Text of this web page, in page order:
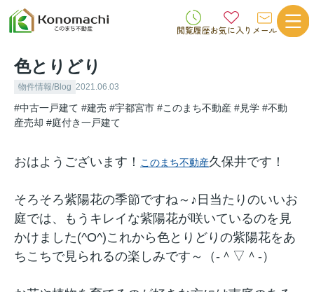
閲覧履歴お気に入り メール
色とりどり
物件情報/Blog 2021.06.03
#中古一戸建て #建売 #宇都宮市 #このまち不動産 #見学 #不動
産売却 #庭付き一戸建て
おはようございます！ このまち不動産久保井です！
そろそろ紫陽花の季節ですね～♪日当たりのいいお
庭では、もうキレイな紫陽花が咲いているのを見
かけました(^O^)これから色とりどりの紫陽花をあ
ちこちで見られるの楽しみです～（‐＾▽＾‐）